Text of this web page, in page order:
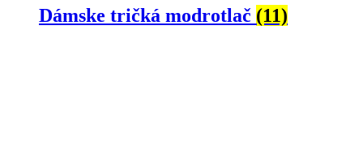
Dámske tričká modrotlač (11)